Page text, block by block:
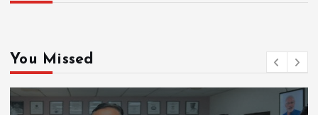
You Missed